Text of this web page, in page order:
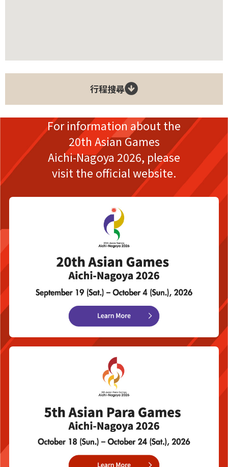
行程搜尋
For information about the
20th Asian Games
Aichi-Nagoya 2026, please
visit the official website.